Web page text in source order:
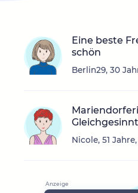
Eine beste
schön
Berlin29, 30
Nicole, 51